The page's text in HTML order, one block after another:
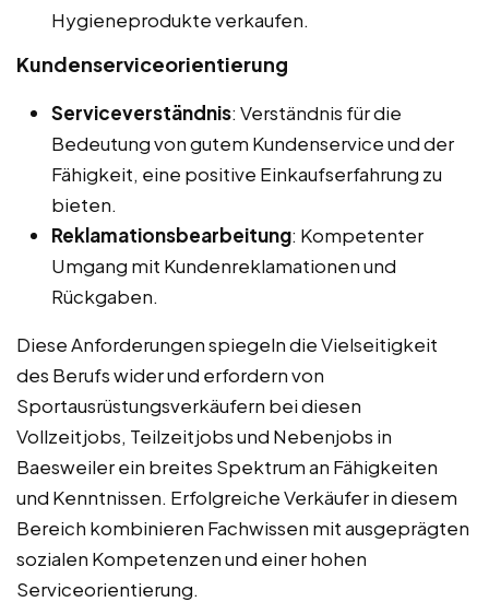
Hygieneprodukte verkaufen.
Kundenserviceorientierung
Serviceverständnis: Verständnis für die
Bedeutung von gutem Kundenservice und der
Fähigkeit, eine positive Einkaufserfahrung zu
bieten.
Reklamationsbearbeitung: Kompetenter
Umgang mit Kundenreklamationen und
Rückgaben.
Diese Anforderungen spiegeln die Vielseitigkeit
des Berufs wider und erfordern von
Sportausrüstungsverkäufern bei diesen
Vollzeitjobs, Teilzeitjobs und Nebenjobs in
Baesweiler ein breites Spektrum an Fähigkeiten
und Kenntnissen. Erfolgreiche Verkäufer in diesem
Bereich kombinieren Fachwissen mit ausgeprägten
sozialen Kompetenzen und einer hohen
Serviceorientierung.